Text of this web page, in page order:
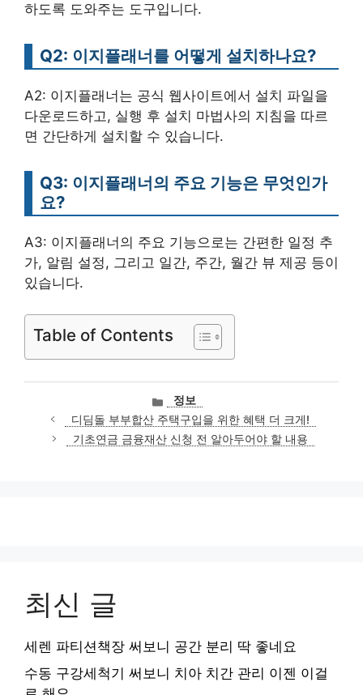
하도록 도와주는 도구입니다.
Q2: 이지플래너를 어떻게 설치하나요?
A2: 이지플래너는 공식 웹사이트에서 설치 파일을
다운로드하고, 실행 후 설치 마법사의 지침을 따르
면 간단하게 설치할 수 있습니다.
Q3: 이지플래너의 주요 기능은 무엇인가
요?
A3: 이지플래너의 주요 기능으로는 간편한 일정 추
가, 알림 설정, 그리고 일간, 주간, 월간 뷰 제공 등이
있습니다.
Table of Contents
카
테
고
리
정보
디딤돌 부부합산 주택구입을 위한 혜택 더 크게!
기초연금 금융재산 신청 전 알아두어야 할 내용
최신 글
세렌 파티션책장 써보니 공간 분리 딱 좋네요
수동 구강세척기 써보니 치아 치간 관리 이젠 이걸